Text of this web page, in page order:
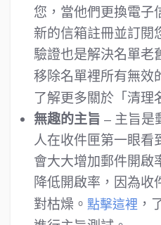
您，當他們更換電子
新的信箱註冊並訂閱
驗證也是解決名單老
移除名單裡所有無效
了解更多關於「清理
無趣的主旨 – 主旨是
人在收件匣第一眼看
會大大增加郵件開啟
降低開啟率，因為收
對枯燥。 點擊這裡 ，